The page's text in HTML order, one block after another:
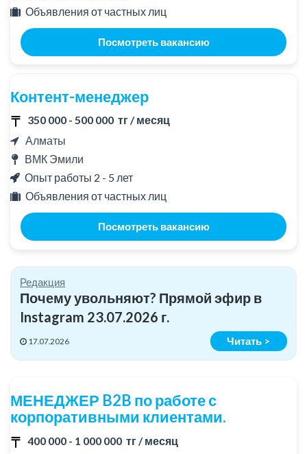
Объявления от частных лиц
Посмотреть вакансию
Контент-менеджер
350 000 - 500 000 тг / месяц
Алматы
ВМК Эмили
Опыт работы 2 - 5 лет
Объявления от частных лиц
Посмотреть вакансию
Редакция
Почему увольняют? Прямой эфир в
Instagram 23.07.2026 г.
Читать >
17.07.2026
МЕНЕДЖЕР B2B по работе с
корпоративными клиентами.
400 000 - 1 000 000 тг / месяц